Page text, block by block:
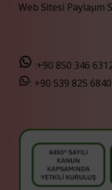
Web Sitesi Paylaşım
:+90 850 346
: +90 539 825 6840